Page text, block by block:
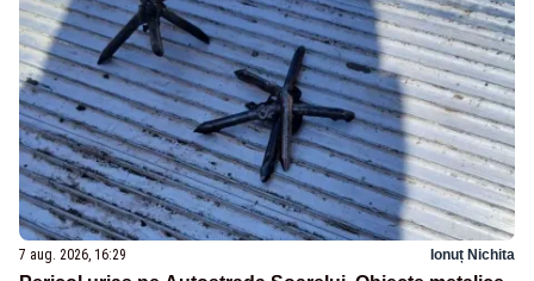
7 aug. 2026, 16:29 Ionuț Nichita